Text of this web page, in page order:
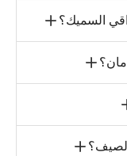
السميك؟